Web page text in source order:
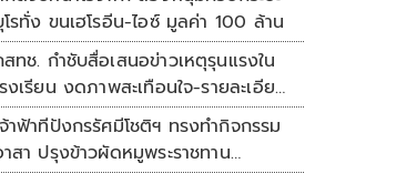
โรทั่ง ขนเฮโรอีน-ไอซ์ มูลค่า 100 ล้าน
ทช. กำชับสื่อเสนอข่าวเหตุรุนแรงใน
งเรียน งดภาพสะเทือนใจ-รายละเอียด
ยงเลียนแบบ
าฟ้าทีปังกรรัศมีโชติฯ ทรงทำกิจกรรม
สา ปรุงข้าวผัดหมูพระราชทาน
ะชาชน